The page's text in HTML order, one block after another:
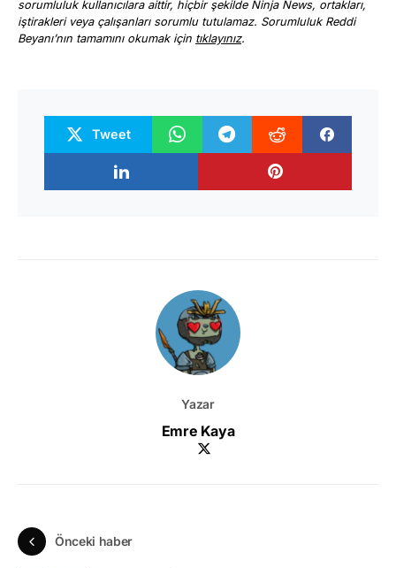
sorumluluk kullanıcılara aittir, hiçbir şekilde Ninja News, ortakları,
iştirakleri veya çalışanları sorumlu tutulamaz. Sorumluluk Reddi
Beyanı’nın tamamını okumak için tıklayınız.
Tweet
Yazar
Emre Kaya
Önceki haber